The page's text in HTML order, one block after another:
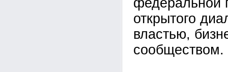
федеральной
открытого
властью,
сообществом.